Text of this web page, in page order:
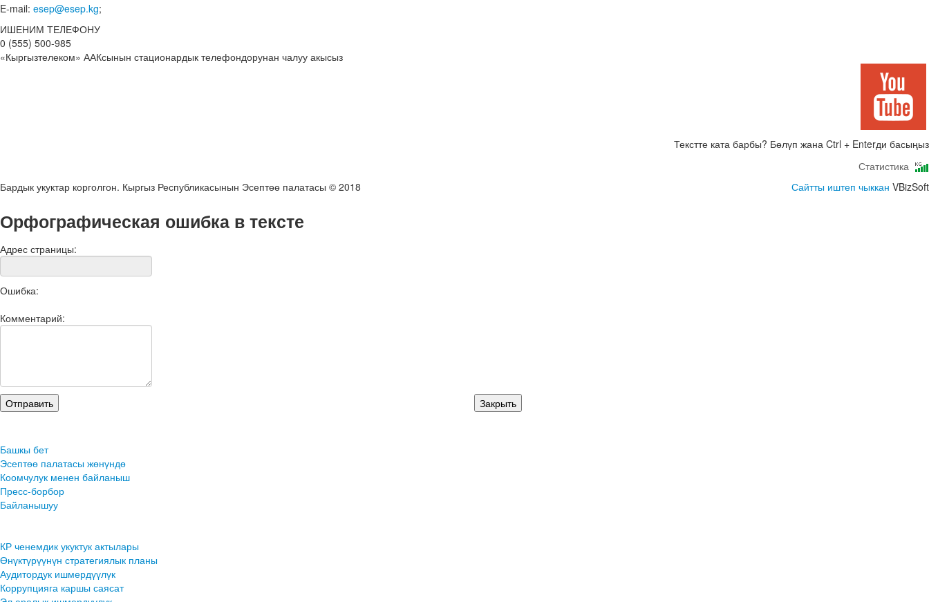
E-mail: esep@esep.kg;
ИШЕНИМ ТЕЛЕФОНУ
0 (555) 500-985
«Кыргызтелеком» ААКсынын стационардык телефондорунан чалуу акысыз
Текстте ката барбы? Бөлүп жана Ctrl + Enterди басыңыз
Статистика
Бардык укуктар корголгон. Кыргыз Республикасынын Эсептөө палатасы © 2018
Сайтты иштеп чыккан VBizSoft
Орфографическая ошибка в тексте
Адрес страницы:
Ошибка:
Комментарий:
Башкы бет
Эсептөө палатасы жөнүндө
Коомчулук менен байланыш
Пресс-борбор
Байланышуу
КР ченемдик укуктук актылары
Өнүктүрүүнүн стратегиялык планы
Аудитордук ишмердүүлүк
Коррупцияга каршы саясат